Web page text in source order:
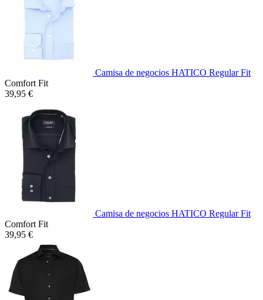
Camisa de negocios HATICO Regular Fit
Comfort Fit
39,95 €
Camisa de negocios HATICO Regular Fit
Comfort Fit
39,95 €